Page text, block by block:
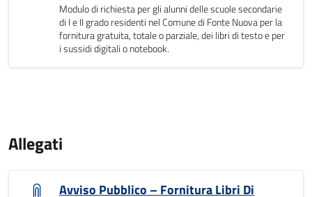
Modulo di richiesta per gli alunni delle scuole secondarie
di I e II grado residenti nel Comune di Fonte Nuova per la
fornitura gratuita, totale o parziale, dei libri di testo e per
i sussidi digitali o notebook.
Allegati
Avviso Pubblico – Fornitura Libri Di